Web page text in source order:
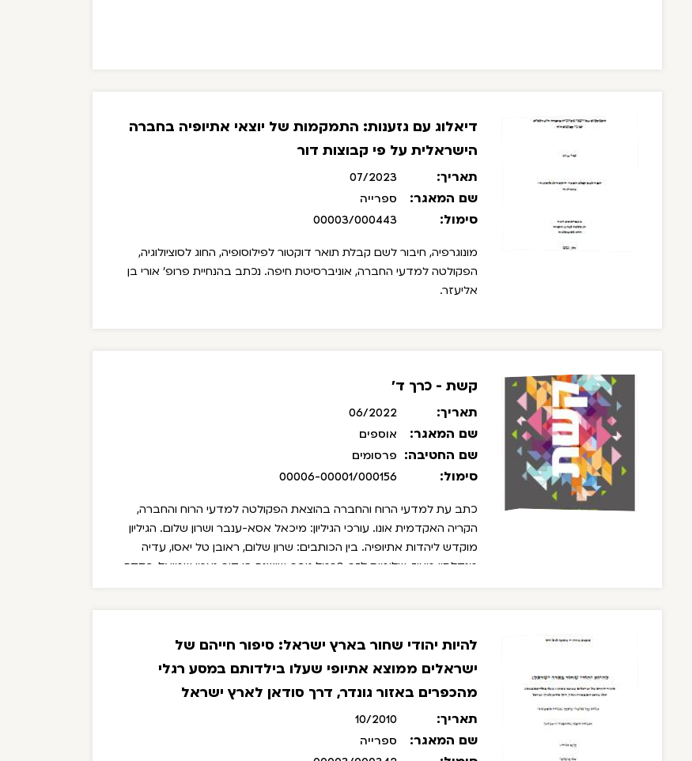
דיאלוג עם גזענות: התמקמות של יוצאי אתיופיה בחברה
הישראלית על פי קבוצות דור
תאריך: 07/2023
שם המאגר: ספרייה
סימול: 00003/000443
מונוגרפיה, חיבור לשם קבלת תואר דוקטור לפילוסופיה, החוג לסוציולוגיה,
הפקולטה למדעי החברה, אוניברסיטת חיפה. נכתב בהנחיית פרופ' אורי בן
אליעזר.
קשת - כרך ד'
תאריך: 06/2022
שם המאגר: אוספים
שם החטיבה: פרסומים
סימול: 00006-00001/000156
כתב עת למדעי הרוח והחברה בהוצאת הפקולטה למדעי הרוח והחברה,
הקריה האקדמית אונו. עורכי הגיליון: מיכאל אסא-ענבר ושרון שלום. הגיליון
מוקדש ליהדות אתיופיה. בין הכותבים: שרון שלום, ראובן טל יאסו, עדיה
מנדלסון מעוז, שלומית לזר, כרמל גופר, שושנה בן דור, נעמי שמואל, פקדה
להיות יהודי שחור בארץ ישראל: סיפור חייהם של
ישראלים ממוצא אתיופי שעלו בילדותם במסע רגלי
מהכפרים באזור גונדר, דרך סודאן לארץ ישראל
תאריך: 10/2010
שם המאגר: ספרייה